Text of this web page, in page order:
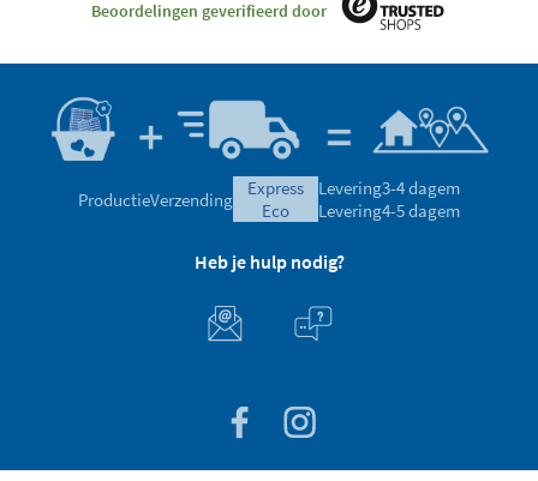
Beoordelingen geverifieerd door
ProductieVerzending
express
eco
Levering3-4 dagem
Levering4-5 dagem
Heb je hulp nodig?